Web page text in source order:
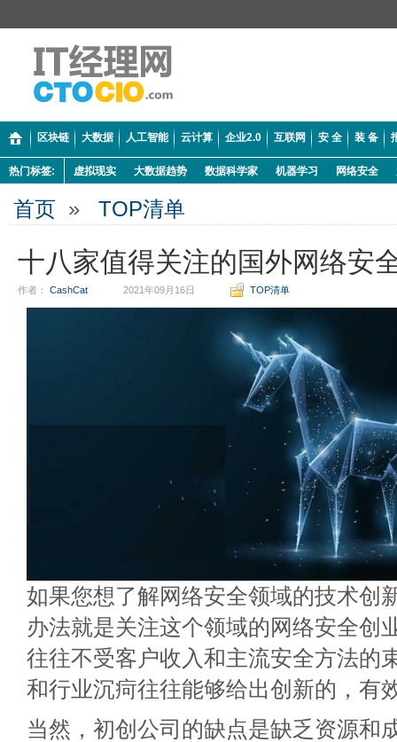
区块链 大数据 人工智能 云计算 企业2.0 互联网 安 全 装 备
热门标签: 虚拟现实 大数据趋势 数据科学家 机器学习 网络安全
首页 » TOP清单
十八家值得关注的国外网络安
作者： CashCat 2021年09月16日 TOP清单
如果您想了解网络安全领域的技术创
办法就是关注这个领域的网络安全创
往往不受客户收入和主流安全方法的
和行业沉疴往往能够给出创新的，有
当然，初创公司的缺点是缺乏资源和